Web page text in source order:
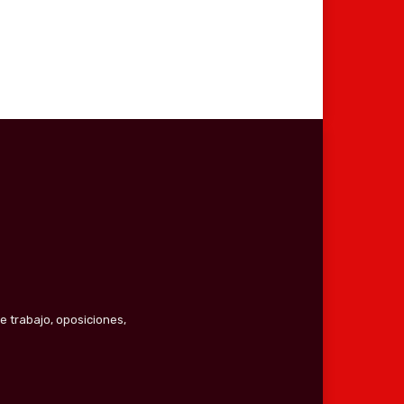
trabajo, oposiciones,